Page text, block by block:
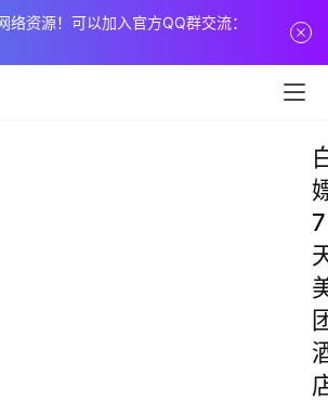
络资源！可以加入官方QQ群交流：
7